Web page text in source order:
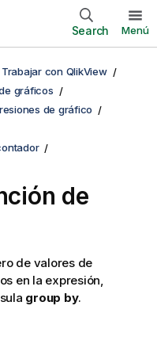
Search Menú
Trabajar con QlikView
gráficos
de gráfico
de
de valores de
en la expresión,
group by.